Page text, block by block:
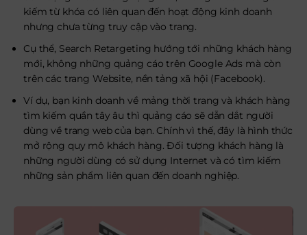
kiếm từ khóa có liên quan đến hoạt động kinh doanh
nhưng chưa từng truy cập vào trang.
Cụ thể, Search Retargeting hướng tới những khách hàng
mới, không những quảng cáo trên Google Ads mà còn
trên các trang Website, nền tảng xã hội (Facebook).
Ví dụ, bạn kinh doanh về mảng thời trang và khách hàng
tìm kiếm quần tây âu thì quảng cáo sẽ dẫn dắt người
dùng về trang web của bạn. Chính vì thế, đây là hình thức
mở rộng quy mô khách hàng. Đối tượng khách hàng là
những người dùng có sử dụng Internet và có tìm kiếm
những sản phẩm liên quan đến doanh nghiệp.